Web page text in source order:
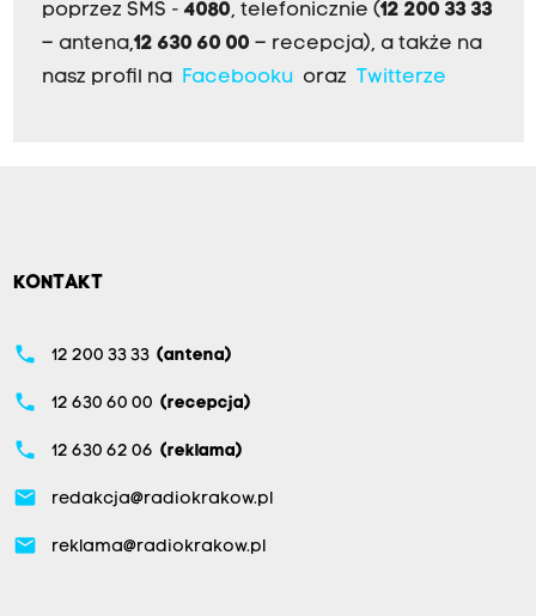
poprzez SMS - 4080, telefonicznie (12 200 33 33
– antena,12 630 60 00 – recepcja), a także na
nasz profil na Facebookuoraz Twitterze
KONTAKT
phone 12 200 33 33 (antena)
phone 12 630 60 00 (recepcja)
phone 12 630 62 06 (reklama)
email redakcja@radiokrakow.pl
email reklama@radiokrakow.pl